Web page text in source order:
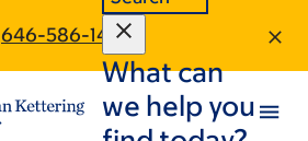
646-586-1462
What can
we help you